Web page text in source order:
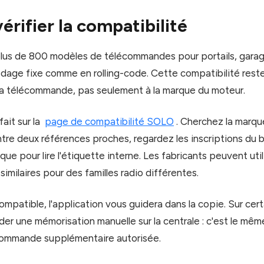
la compatibilité
de 800 modèles de télécommandes pour portails,
fixe comme en rolling-code. Cette compatibilité
télécommande, pas seulement à la marque du moteur.
sur la page de compatibilité SOLO . Cherchez la
deux références proches, regardez les inscriptions du
pour lire l'étiquette interne. Les fabricants peuvent
pour des familles radio différentes.
l'application vous guidera dans la copie. Sur
une mémorisation manuelle sur la centrale : c'est le
supplémentaire autorisée.